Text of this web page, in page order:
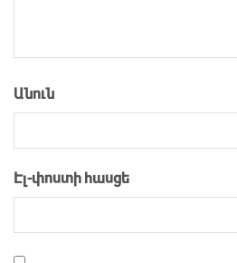
Անուն
Էլ-փոստի հասցե